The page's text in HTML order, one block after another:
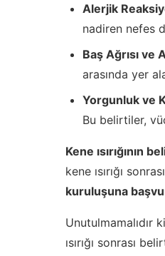
Alerjik
nadiren nefes
Baş Ağrısı ve
arasında yer
Yorgunluk ve
Bu belirtiler,
Kene ısırığının
kene ısırığı
kuruluşuna
Unutulmamalıdır
ısırığı sonrası